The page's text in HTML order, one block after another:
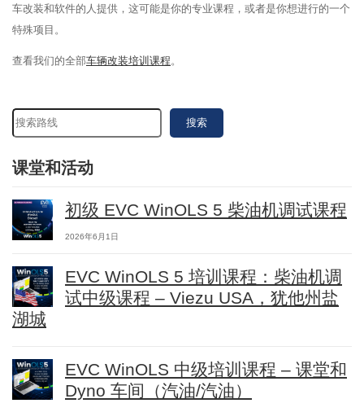
车改装和软件的人提供，这可能是你的专业课程，或者是你想进行的一个
特殊项目。
查看我们的全部车辆改装培训课程。
搜索
课堂和活动
初级 EVC WinOLS 5 柴油机调试课程
2026年6月1日
EVC WinOLS 5 培训课程：柴油机调
试中级课程 – Viezu USA，犹他州盐
湖城
EVC WinOLS 中级培训课程 – 课堂和
Dyno 车间（汽油/汽油）